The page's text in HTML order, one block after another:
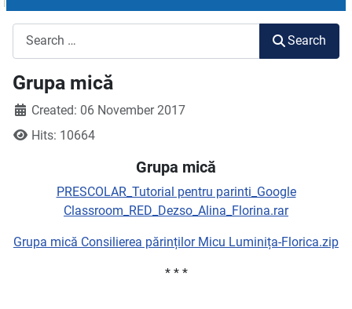
Search
Grupa mică
Created: 06 November 2017
Hits: 10664
Grupa mică
PRESCOLAR_Tutorial pentru parinti_Google
Classroom_RED_Dezso_Alina_Florina.rar
Grupa mică Consilierea părinților Micu Luminița-Florica.zip
* * *